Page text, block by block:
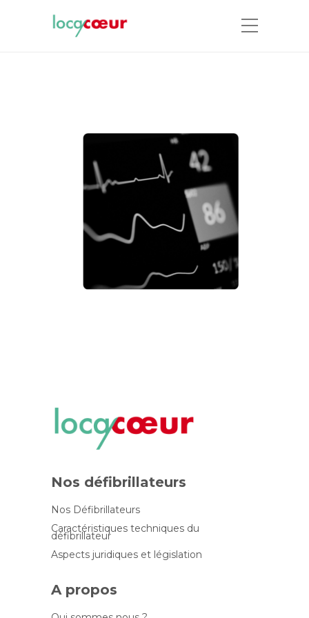
Nos défibrillateurs
Nos Défibrillateurs
Caractéristiques techniques du
défibrillateur
Aspects juridiques et législation
A propos